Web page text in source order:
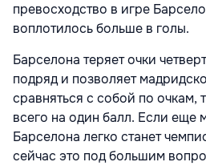
превосходство в игре
воплотилось больше в голы.
Барселона теряет очки
подряд и позволяет
сравняться с собой по очкам,
всего на один балл. Если еще
Барселона легко станет
сейчас это под большим